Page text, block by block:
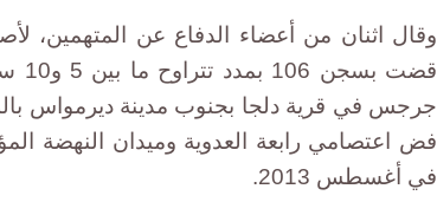
وقال اثنان من أعضاء الدفاع عن المتهمين،
جرجس في قرية دلجا بجنوب مدينة ديرمواس
فض اعتصامي رابعة العدوية وميدان النهضة
في أغسطس 2013.